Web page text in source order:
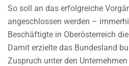
So soll an das erfolgreiche
angeschlossen werden –
Beschäftigte in Oberösterreich
Damit erzielte das Bundesland
Zuspruch unter den